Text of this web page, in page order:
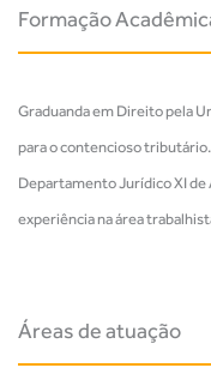
Formação
Graduanda em Direito pela
para o contencioso
Departamento Jurídico XI de
experiência na área
Áreas de atuação